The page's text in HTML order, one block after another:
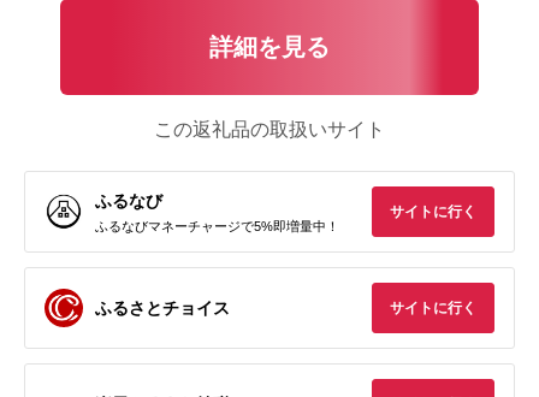
詳細を見る
この返礼品の取扱いサイト
ふるなび
ふるなびマネーチャージで5%即増量中！
サイトに行く
ふるさとチョイス サイトに行く